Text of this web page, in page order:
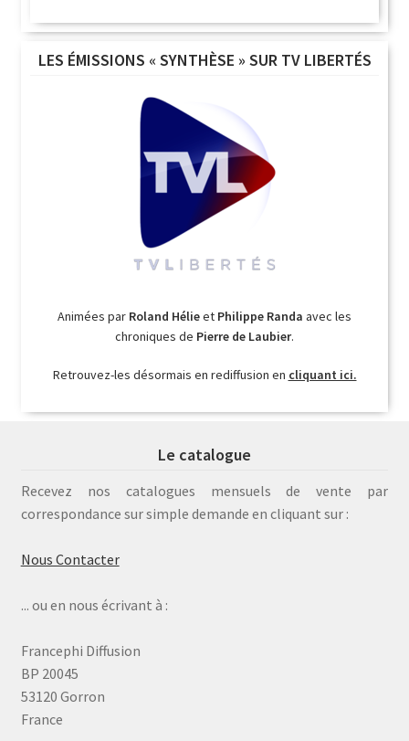
LES ÉMISSIONS « SYNTHÈSE » SUR TV LIBERTÉS
Animées par Roland Hélieet Philippe Randa avec les
chroniques de Pierre de Laubier.
Retrouvez-les désormais en rediffusion en cliquant ici.
Le catalogue
Recevez nos catalogues mensuels de vente par
correspondance sur simple demande en cliquant sur :
Nous Contacter
... ou en nous écrivant à :
Francephi Diffusion
BP 20045
53120 Gorron
France